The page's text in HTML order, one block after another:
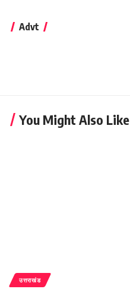
Advt
You Might Also Like
उत्तराखंड